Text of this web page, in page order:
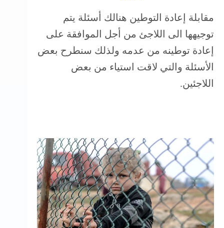
مقابلة إعادة التوطين هنالك أسئلة يتم
توجيهها الى اللاجئ من أجل الموافقة على
إعادة توطينه من عدمه ولذلك سنطرح بعض
الأسئلة والتي لاقت استياء من بعض
اللاجئين.